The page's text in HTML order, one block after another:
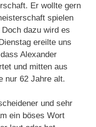
Er wollte gern
spielen
dazu wird es
ereilte uns
Alexander
und mitten aus
nur 62 Jahre alt.
und sehr
ein böses Wort